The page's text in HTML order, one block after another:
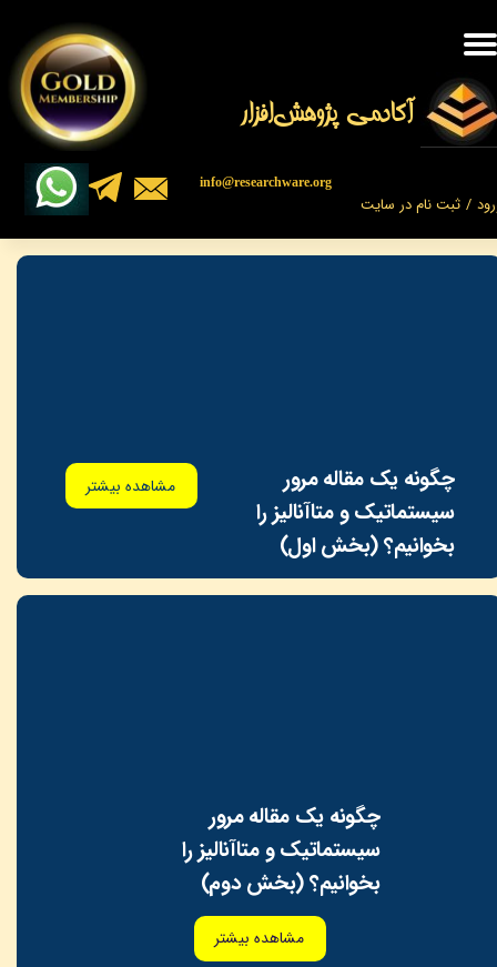
​​info@researchware.org
/ ثبت نام در سایت
حساب کاربری من
تغییر گذر واژه
سفارشات
خروج از حساب کاربری
​​​آکادمی پژوهش‌افزار
چگونه یک مقاله مرور
سیستماتیک و متاآنالیز را
بخوانیم؟ (بخش دوم)
مشاهده بیشتر
چگونه یک مقاله مرور
سیستماتیک و متاآنالیز را
بخوانیم؟ (بخش اول)
مشاهده بیشتر